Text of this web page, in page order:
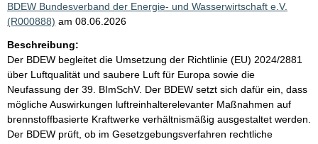
BDEW Bundesverband der Energie- und Wasserwirtschaft e.V.
(R000888) am 08.06.2026
Beschreibung:
Der BDEW begleitet die Umsetzung der Richtlinie (EU) 2024/2881
über Luftqualität und saubere Luft für Europa sowie die
Neufassung der 39. BImSchV. Der BDEW setzt sich dafür ein, dass
mögliche Auswirkungen luftreinhalterelevanter Maßnahmen auf
brennstoffbasierte Kraftwerke verhältnismäßig ausgestaltet werden.
Der BDEW prüft, ob im Gesetzgebungsverfahren rechtliche